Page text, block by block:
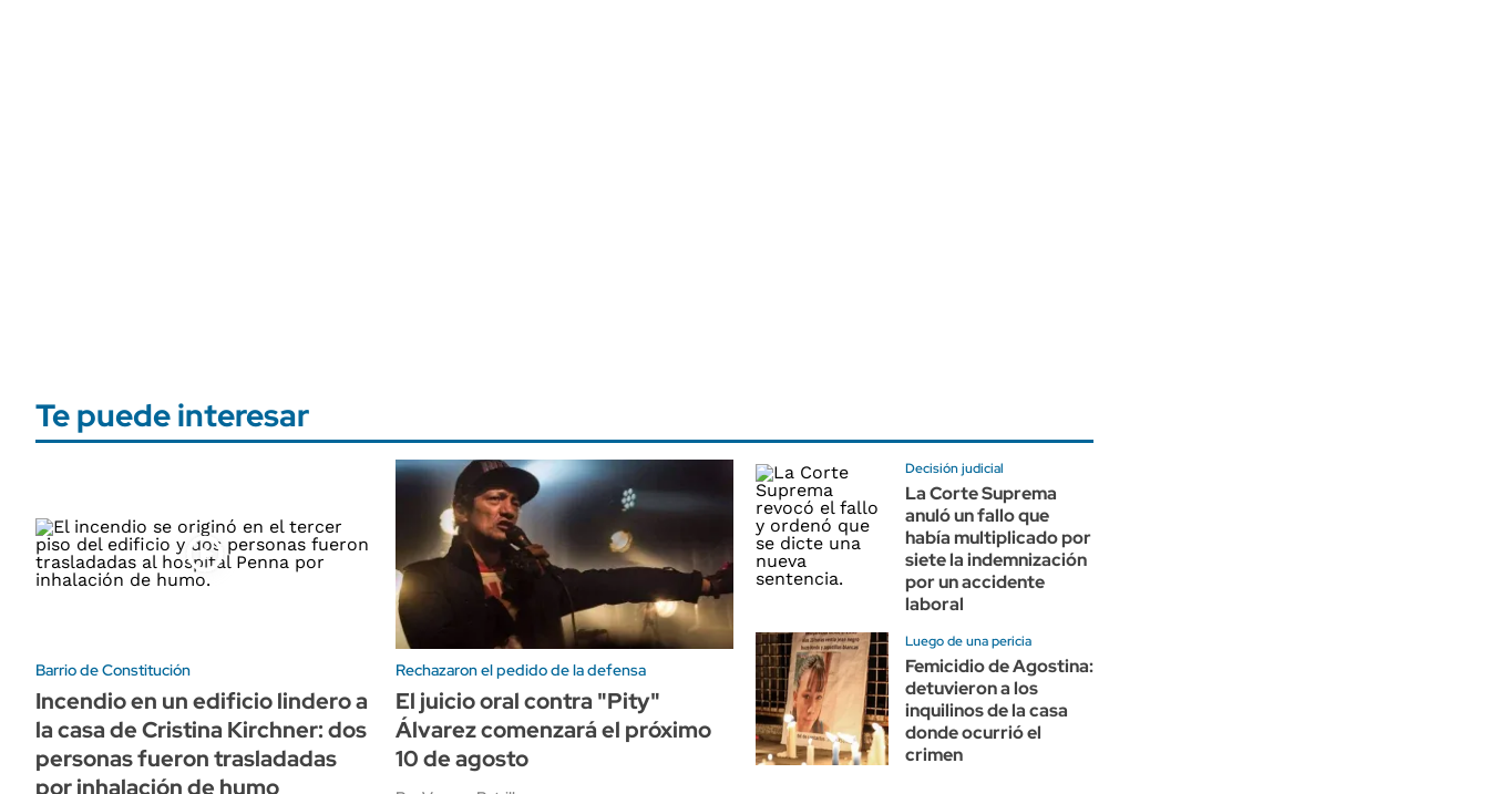
Te puede interesar
Barrio de Constitución
Incendio en un edificio lindero a
la casa de Cristina Kirchner: dos
personas fueron trasladadas
por inhalación de humo
Rechazaron el pedido de la defensa
El juicio oral contra "Pity"
Álvarez comenzará el próximo
10 de agosto
Decisión judicial
La Corte Suprema
anuló un fallo que
había multiplicado por
siete la indemnización
por un accidente
laboral
Luego de una pericia
Femicidio de Agostina:
detuvieron a los
inquilinos de la casa
donde ocurrió el
crimen